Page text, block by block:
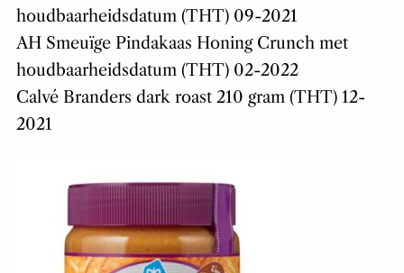
houdbaarheidsdatum (THT) 09-2021
AH Smeuïge Pindakaas Honing Crunch met
houdbaarheidsdatum (THT) 02-2022
Calvé Branders dark roast 210 gram (THT) 12-
2021